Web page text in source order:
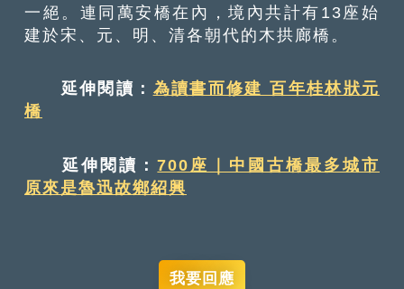
一絕。連同萬安橋在內，境內共計有13座始
建於宋、元、明、清各朝代的木拱廊橋。
延伸閱讀： 為讀書而修建 百年桂林狀元
橋
延伸閱讀：700座｜中國古橋最多城市
原來是魯迅故鄉紹興
我要回應